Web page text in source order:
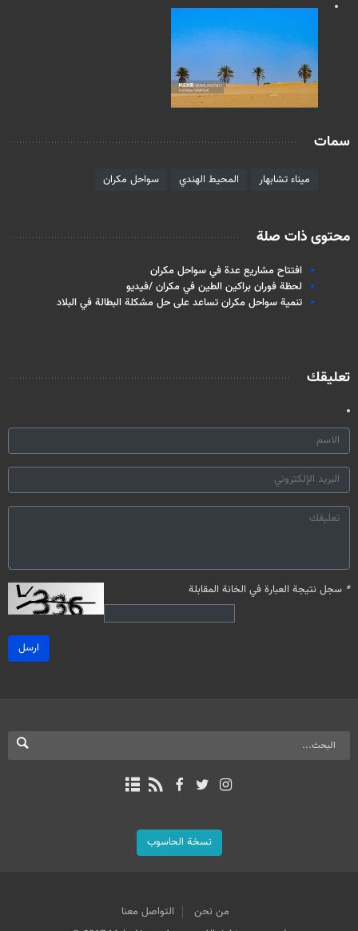
سمات
ميناء تشابهار المحيط الهندي سواحل مكران
محتوى ذات صلة
افتتاح مشاريع عدة في سواحل مكران
لحظة فوران براكين الطين في مكران /فيديو
تنمية سواحل مكران تساعد على حل مشكلة البطالة في البلاد
تعليقك
* سجل نتيجة العبارة في الخانة المقابلة
ارسل
نسخة الحاسوب
من نحن
التواصل معنا